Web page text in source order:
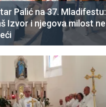
Palić na 37. Mladifestu:
Izvor i njegova milost ne